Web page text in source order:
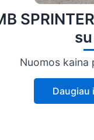
Nuomos kaina
Daugiau